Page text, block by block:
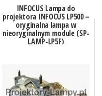
INFOCUS Lampa do
projektora INFOCUS LP500 –
oryginalna lampa w
nieoryginalnym module (SP-
LAMP-LP5F)